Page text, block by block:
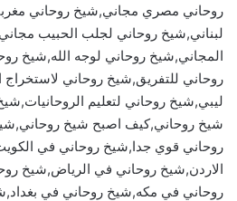
روحاني مصري مجاني,شيخ روحاني
لبناني,شيخ روحاني لجلب الحبيب
المجاني,شيخ روحاني لوجه الله,شيخ
روحاني للتفريق,شيخ روحاني لاستخراج
ليبي,شيخ روحاني لتعليم
شيخ روحاني,كيف اصبح شيخ
روحاني قوي جدا,شيخ روحاني في
الاردن,شيخ روحاني في الرياض,شيخ
روحاني في مكه,شيخ روحاني في